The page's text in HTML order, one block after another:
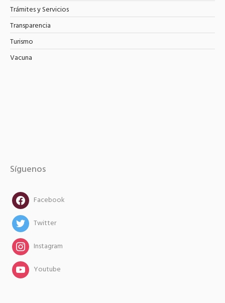
Trámites y Servicios
Transparencia
Turismo
Vacuna
Síguenos
facebookFacebook
twitterTwitter
instagramInstagram
instagramYoutube